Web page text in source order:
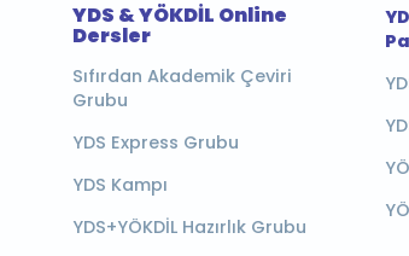
YDS & YÖKDİL Online
Dersler
Sıfırdan Akademik Çeviri
Grubu
YDS Express Grubu
YDS Kampı
YDS+YÖKDİL Hazırlık Grubu